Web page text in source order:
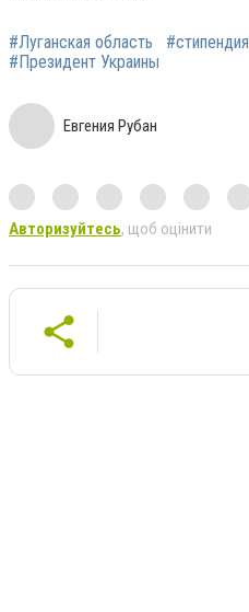
#Луганская область #стипендия
#Президент Украины
Евгения Рубан
Авторизуйтесь, щоб оцінити